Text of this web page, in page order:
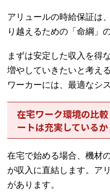
アリュールの時給保証は
り越えるための「命綱」
まずは安定した収入を得
増やしていきたいと考え
ワーカーには、最適なシ
在宅ワーク環境の比
ートは充実しているか
在宅で始める場合、機材
が収入に直結します。ア
があります。